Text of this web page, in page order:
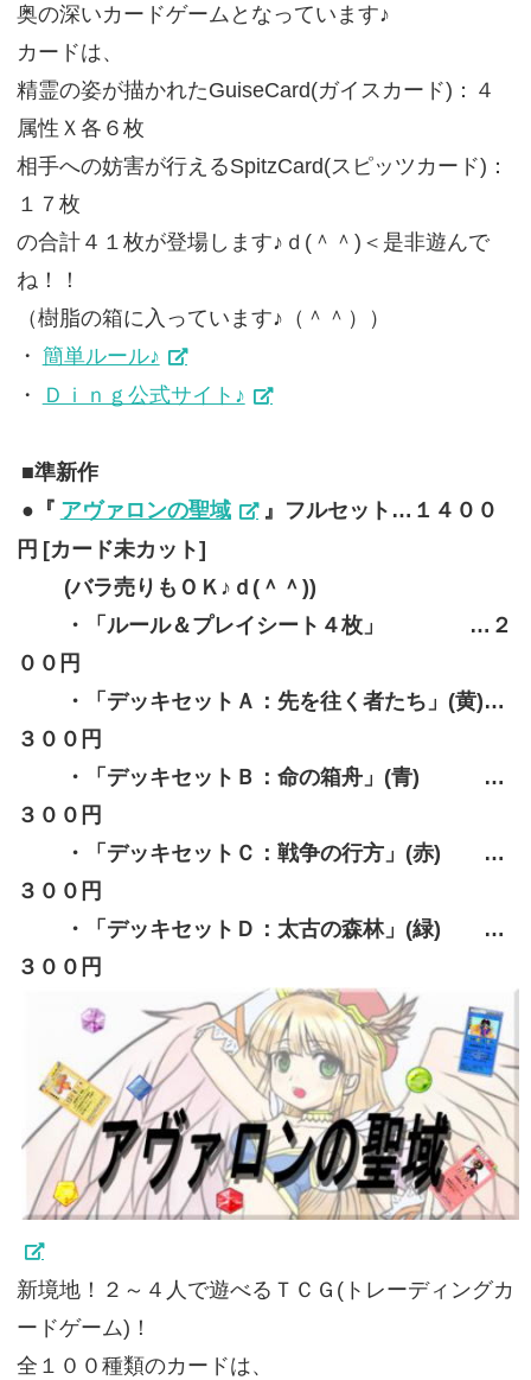
奥の深いカードゲームとなっています♪
カードは、
精霊の姿が描かれたGuiseCard(ガイスカード)：４
属性Ｘ各６枚
相手への妨害が行えるSpitzCard(スピッツカード)：
１７枚
の合計４１枚が登場します♪ｄ(＾＾)＜是非遊んで
ね！！
（樹脂の箱に入っています♪（＾＾））
・ 簡単ルール♪
・
Ｄｉｎｇ公式サイト♪
■準新作
●『 アヴァロンの聖域
』フルセット…１４００
円 [カード未カット]
(バラ売りもＯＫ♪ｄ(＾＾))
・「ルール＆プレイシート４枚」 …２
００円
・「デッキセットＡ：先を往く者たち」(黄)…
３００円
・「デッキセットＢ：命の箱舟」(青) …
３００円
・「デッキセットＣ：戦争の行方」(赤) …
３００円
・「デッキセットＤ：太古の森林」(緑) …
３００円
新境地！２～４人で遊べるＴＣＧ(トレーディングカ
ードゲーム)！
全１００種類のカードは、